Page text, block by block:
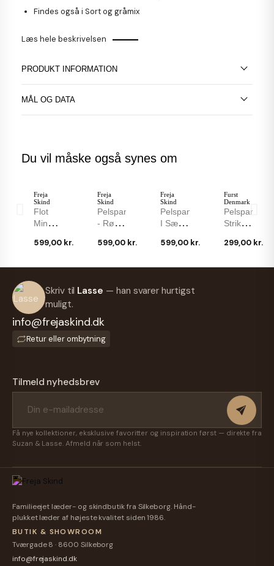
Findes også i Sort og gråmix
Læs hele beskrivelsen
PRODUKT INFORMATION
MÅL OG DATA
Du vil måske også synes om
Freja
Skind
Flot
Minkpandebånd
Brun
Dame -
Freja
Skind
599,00 kr.
Freja
Skind
Pelspandebånd
- Rød
- Blødt
Lækker
599,00 kr.
Freja
Skind
Pelspandebånd
I Sæl -
I
-
Varmt
599,00 kr.
Furst
Denmark
Strikket
Mørkegrå
Furst
299,00 kr.
Orchid
Hood
Strikhue
M.pelskvast
- Hvid -
Blød
Orchid
299,00 kr.
Skind
Pelskvast
- Grøn
Angora,
Og Uld
Strikhue
Strikhue
Skriv til Lasse — han svarer hurtigst
muligt.
info@frejaskind.dk
Retur eller ombytning
Tilmeld nyhedsbrev
Få nye kollektioner, eksklusive favoritter og inspiration først — direkte fra
Suzan & Lasse. Afmeld når som helst.
Familieejet læder- og skindbutik fra Silkeborg. Hånd-
plukket læder af højeste kvalitet siden 1986.
BUTIK & SHOWROOM
Tværgade 8 · 8600 Silkeborg
info@frejaskind.dk